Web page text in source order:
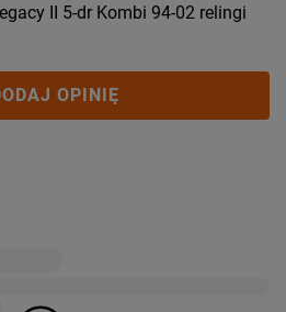
II 5-dr Kombi 94-02 relingi
OPINIĘ